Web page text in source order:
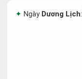
Ngày Dương Lịch: